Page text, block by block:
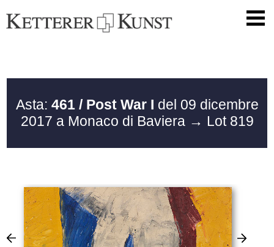
Asta: 461 / Post War I del 09 dicembre
2017 a Monaco di Baviera → Lot 819